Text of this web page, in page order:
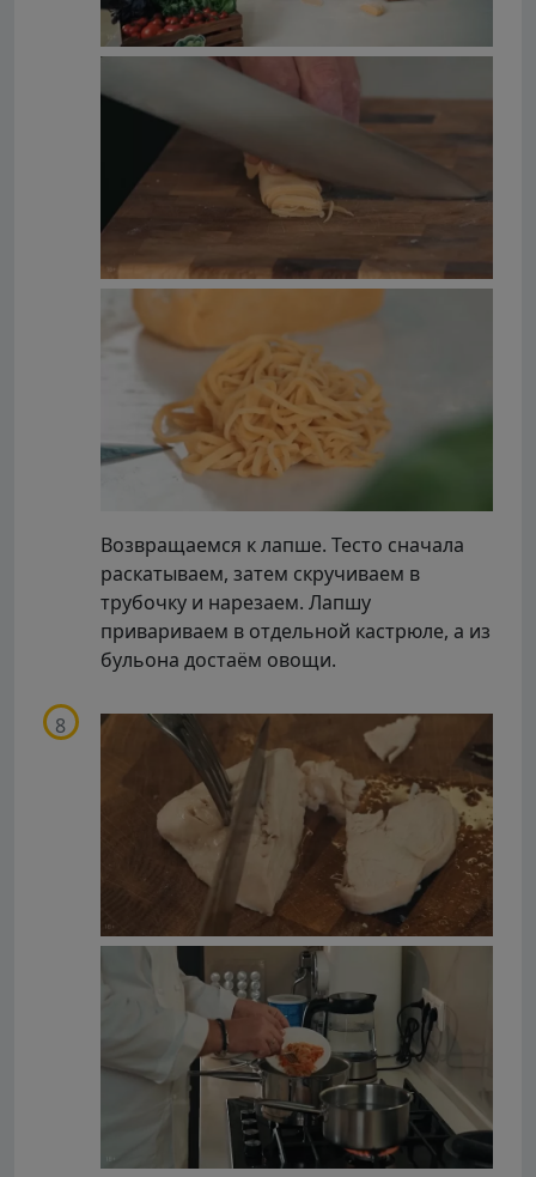
Возвращаемся к лапше. Тесто сначала
раскатываем, затем скручиваем в
трубочку и нарезаем. Лапшу
привариваем в отдельной кастрюле, а из
бульона достаём овощи.